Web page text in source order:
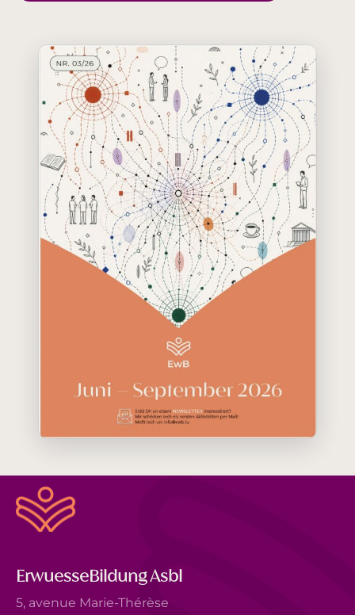
ErwuesseBildung Asbl
5, avenue Marie-Thérèse